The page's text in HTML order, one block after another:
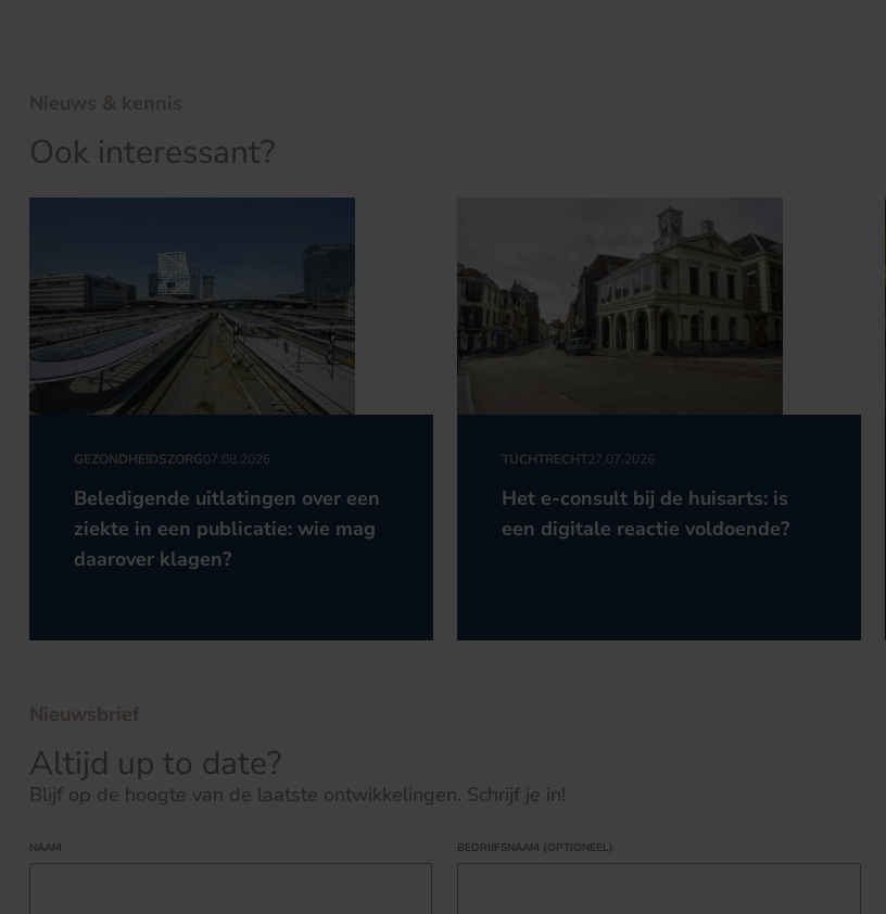
Nieuws & kennis
Ook interessant?
GEZONDHEIDSZORG07.08.2026
Beledigende uitlatingen over een
ziekte in een publicatie: wie mag
daarover klagen?
TUCHTRECHT27.07.2026
Het e-consult bij de huisarts: is
een digitale reactie voldoende?
Nieuwsbrief
Altijd up to date?
Blijf op de hoogte van de laatste ontwikkelingen. Schrijf je in!
NAAM BEDRIJFSNAAM (OPTIONEEL)